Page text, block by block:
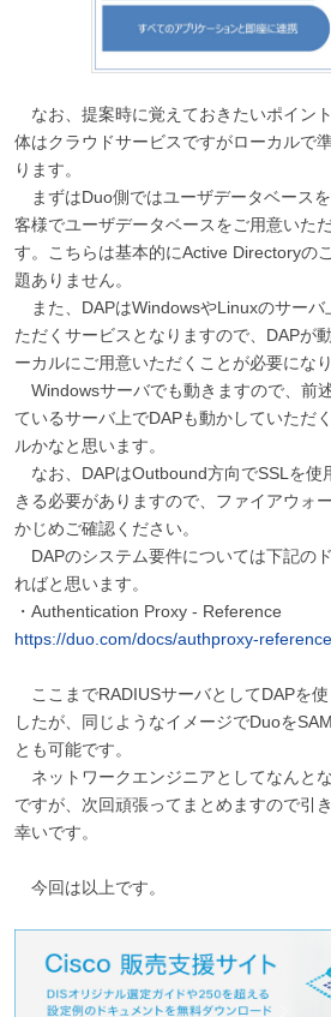
なお、提案時に覚えておきたいポイン
体はクラウドサービスですがローカルで
ります。
まずはDuo側ではユーザデータベース
客様でユーザデータベースをご用意いた
す。こちらは基本的にActive Directoryの
題ありません。
また、DAPはWindowsやLinuxのサーバ
ただくサービスとなりますので、DAPが
ーカルにご用意いただくことが必要になり
Windowsサーバでも動きますので、前
ているサーバ上でDAPも動かしていただ
ルかなと思います。
なお、DAPはOutbound方向でSSLを使
きる必要がありますので、ファイアウォ
かじめご確認ください。
DAPのシステム要件については下記の
ればと思います。
・Authentication Proxy - Reference
https://duo.com/docs/authproxy-reference
ここまでRADIUSサーバとしてDAPを
したが、同じようなイメージでDuoを
とも可能です。
ネットワークエンジニアとしてなんと
ですが、次回頑張ってまとめますので引
幸いです。
今回は以上です。